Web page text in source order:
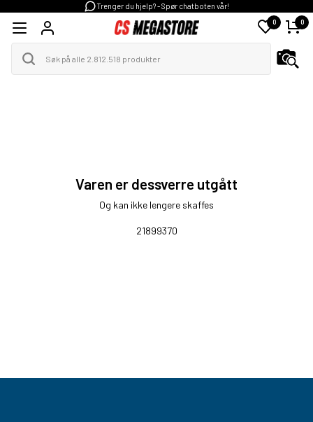
Trenger du hjelp? - Spør chatboten vår!
0 0
Varen er dessverre utgått
Og kan ikke lengere skaffes
21899370